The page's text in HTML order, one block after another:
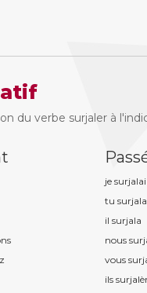
du verbe surjaler à
je surjalai
tu surjal
il surjala
nous
vous
ils surjal